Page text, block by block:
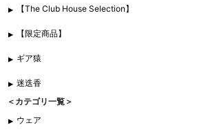
【The Club House Selection】
【限定商品】
ギア猿
迷迭香
＜カテゴリ一覧＞
ウェア